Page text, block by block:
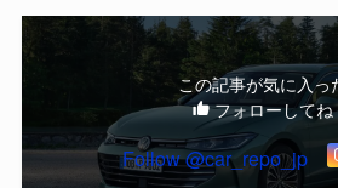
この記事が気に入っ
フォローしてね
Follow @car_repo_jp